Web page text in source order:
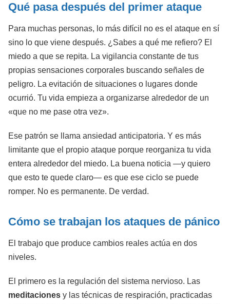
Qué pasa después del primer ataque
Para muchas personas, lo más difícil no es el ataque en sí
sino lo que viene después. ¿Sabes a qué me refiero? El
miedo a que se repita. La vigilancia constante de tus
propias sensaciones corporales buscando señales de
peligro. La evitación de situaciones o lugares donde
ocurrió. Tu vida empieza a organizarse alrededor de un
«que no me pase otra vez».
Ese patrón se llama ansiedad anticipatoria. Y es más
limitante que el propio ataque porque reorganiza tu vida
entera alrededor del miedo. La buena noticia —y quiero
que esto te quede claro— es que ese ciclo se puede
romper. No es permanente. De verdad.
Cómo se trabajan los ataques de pánico
El trabajo que produce cambios reales actúa en dos
niveles.
El primero es la regulación del sistema nervioso. Las
meditaciones y las técnicas de respiración, practicadas